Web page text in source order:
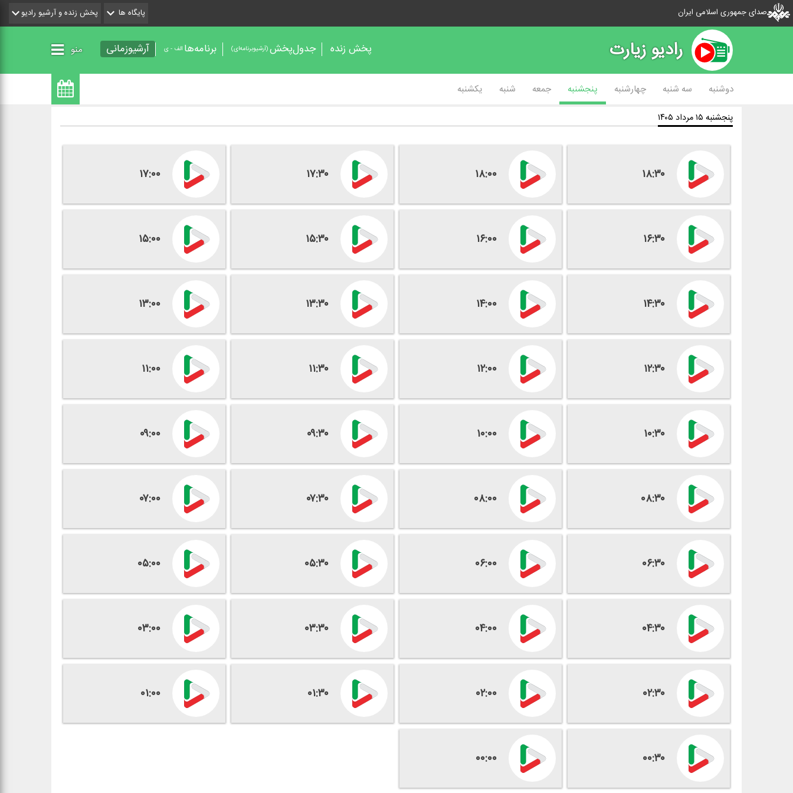
صدای جمهوری اسلامی ایران پایگاه ها پخش زنده و آرشیو رادیو
رادیو زیارت پخش زنده جدول‌پخش(آرشیو‌برنامه‌ای) برنامه‌ها الف - ی آرشیوزمانی منو
دوشنبه سه شنبه چهارشنبه پنجشنبه جمعه شنبه
یکشنبه
پنجشنبه ۱۵ مرداد ۱۴۰۵
۱۸:۳۰ ۱۸:۰۰ ۱۷:۳۰ ۱۷:۰۰
۱۶:۳۰ ۱۶:۰۰ ۱۵:۳۰ ۱۵:۰۰
۱۴:۳۰ ۱۴:۰۰ ۱۳:۳۰ ۱۳:۰۰
۱۲:۳۰ ۱۲:۰۰ ۱۱:۳۰ ۱۱:۰۰
۱۰:۳۰ ۱۰:۰۰ ۰۹:۳۰ ۰۹:۰۰
۰۸:۳۰ ۰۸:۰۰ ۰۷:۳۰ ۰۷:۰۰
۰۶:۳۰ ۰۶:۰۰ ۰۵:۳۰ ۰۵:۰۰
۰۴:۳۰ ۰۴:۰۰ ۰۳:۳۰ ۰۳:۰۰
۰۲:۳۰ ۰۲:۰۰ ۰۱:۳۰ ۰۱:۰۰
۰۰:۳۰ ۰۰:۰۰